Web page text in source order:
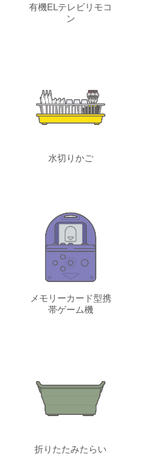
有機ELテレビリモコ
ン
水切りかご
メモリーカード型携
帯ゲーム機
折りたたみたらい